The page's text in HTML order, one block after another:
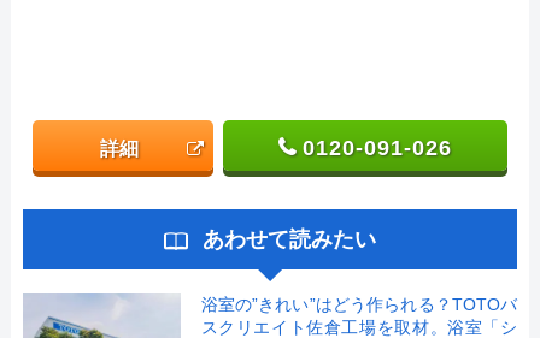
詳細 0120-091-026
あわせて読みたい
浴室の”きれい”はどう作られる？TOTOバ
スクリエイト佐倉工場を取材。浴室「シ